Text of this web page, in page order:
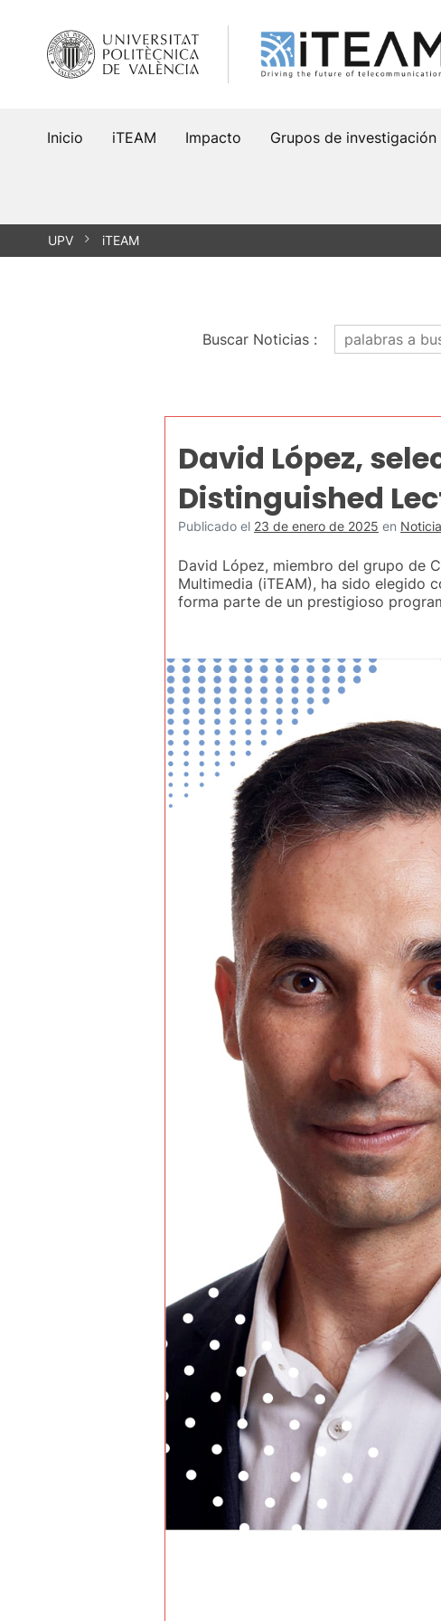
contenido
Inicio iTEAM Impacto Grupos de investigación
UPV iTEAM
Buscar Noticias:
David López,
Distinguished
Publicado el 23 de enero de 2025 en
David López, miembro del grupo de
Multimedia (iTEAM), ha sido elegido
forma parte de un prestigioso